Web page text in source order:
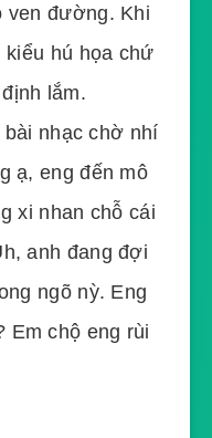
ven đường. Khi
kiểu hú họa chứ
lắm.
nhạc chờ nhí
ạ, eng đến mô
xi nhan chỗ cái
anh đang đợi
ngõ nỳ. Eng
Em chộ eng rùi